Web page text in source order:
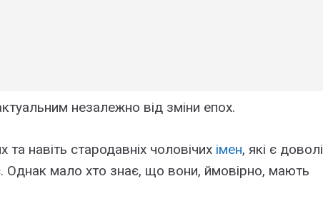
незалежно від зміни епох.
та навіть стародавніх чоловічих імен, які є доволі
Однак мало хто знає, що вони, ймовірно, мають